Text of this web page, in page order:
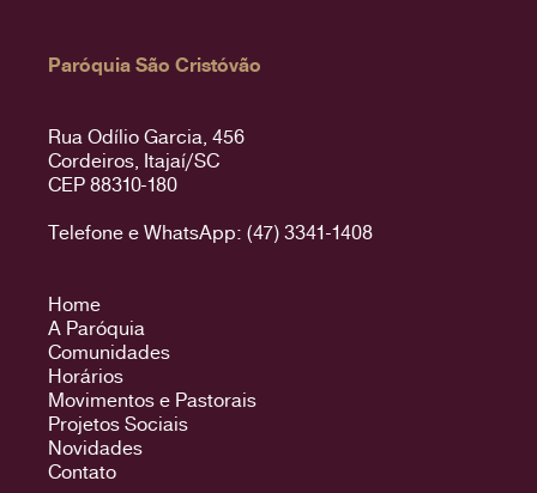
Paróquia São Cristóvão
Rua Odílio Garcia, 456
Cordeiros, Itajaí/SC
CEP 88310-180
Telefone e WhatsApp: (47) 3341-1408
Home
A Paróquia
Comunidades
Horários
Movimentos e Pastorais
Projetos Sociais
Novidades
Contato